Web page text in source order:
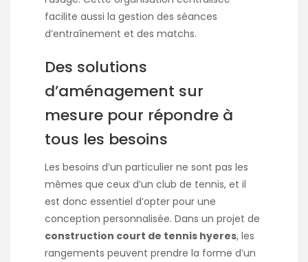
facilite aussi la gestion des séances
d’entraînement et des matchs.
Des solutions
d’aménagement sur
mesure pour répondre à
tous les besoins
Les besoins d’un particulier ne sont pas les
mêmes que ceux d’un club de tennis, et il
est donc essentiel d’opter pour une
conception personnalisée. Dans un projet de
construction court de tennis hyeres, les
rangements peuvent prendre la forme d’un